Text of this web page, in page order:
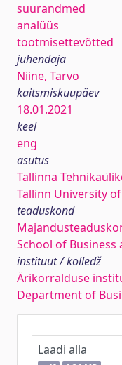
suurandmed
analüüs
tootmisettevõtted
juhendaja
Niine, Tarvo
kaitsmiskuupäev
18.01.2021
keel
eng
asutus
Tallinna
Tallinn University
teaduskond
School of Business
instituut / kolledž
Ärikorralduse
Department of
Laadi alla